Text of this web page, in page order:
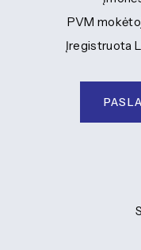
PVM
Įregistruota